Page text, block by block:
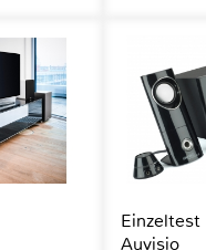
Einzeltest
Auvisio